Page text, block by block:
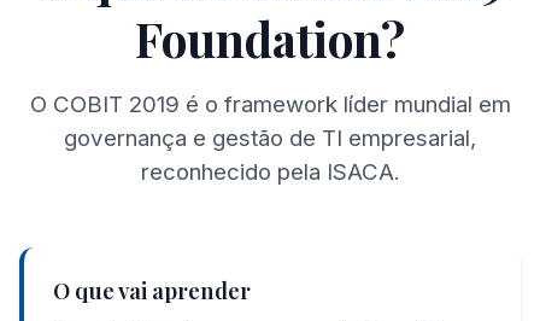
Foundation?
O COBIT 2019 é o framework líder mundial em
governança e gestão de TI empresarial,
reconhecido pela ISACA.
O que vai aprender